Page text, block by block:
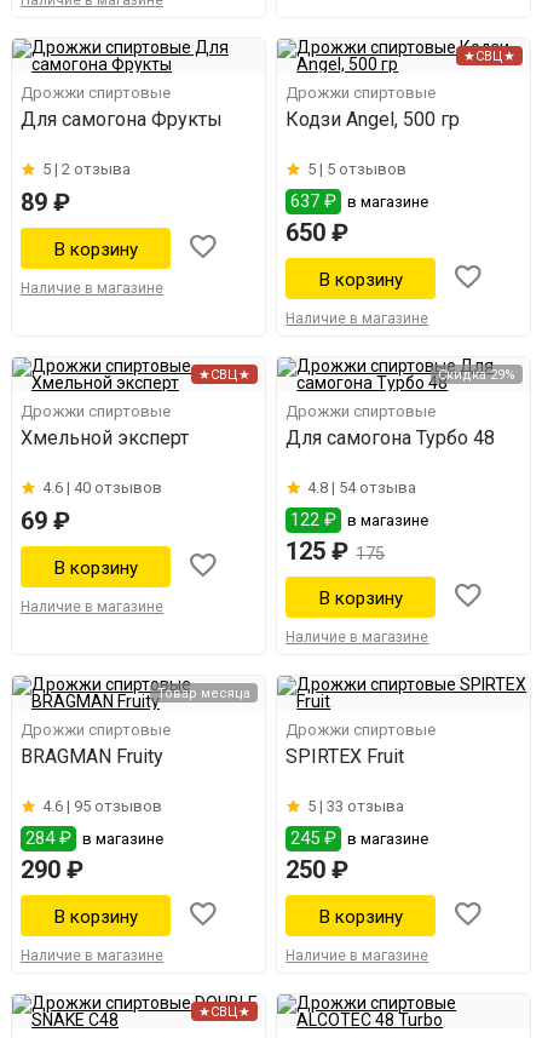
Дрожжи спиртовые
Для самогона Фрукты
5 | 2 отзыва
89 ₽
Наличие в магазине
★СВЦ★
Дрожжи спиртовые
Кодзи Angel, 500 гр
5 | 5 отзывов
637 ₽ в магазине
650 ₽
Наличие в магазине
★СВЦ★
Дрожжи спиртовые
Хмельной эксперт
4.6 | 40 отзывов
69 ₽
Наличие в магазине
Скидка 29%
Дрожжи спиртовые
Для самогона Турбо 48
4.8 | 54 отзыва
122 ₽ в магазине
125 ₽ 175
Наличие в магазине
Товар месяца
Дрожжи спиртовые
BRAGMAN Fruity
4.6 | 95 отзывов
284 ₽ в магазине
290 ₽
Наличие в магазине
Дрожжи спиртовые
SPIRTEX Fruit
5 |33 отзыва
245 ₽ в магазине
250 ₽
Наличие в магазине
★СВЦ★